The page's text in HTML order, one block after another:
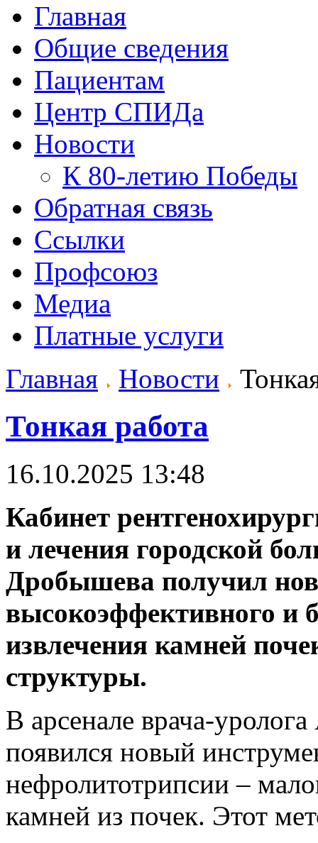
Главная
Общие сведения
Пациентам
Центр СПИДа
Новости
К 80-летию Победы
Обратная связь
Ссылки
Профсоюз
Медиа
Платные услуги
Главная
Новости
Тонкая работа
16.10.2025 13:48
Кабинет
и лечения городской
Дробышева получил
высокоэффективного и
извлечения камней
структуры.
В арсенале врача-
появился новый
нефролитотрипсии –
камней из почек. Этот